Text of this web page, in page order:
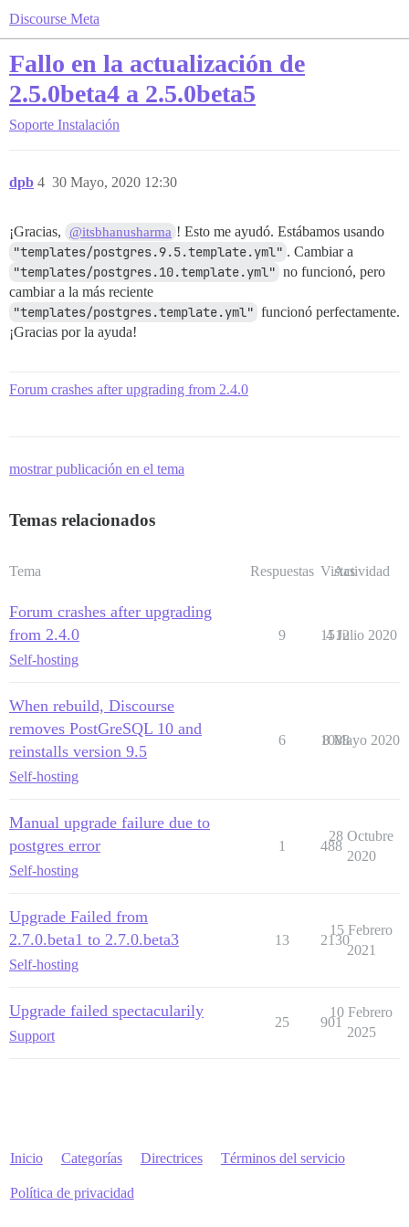
Discourse Meta
Fallo en la actualización de
2.5.0beta4 a 2.5.0beta5
Soporte Instalación
dpb 30 Mayo, 2020 12:30
4
¡Gracias, @itsbhanusharma ! Esto me ayudó. Estábamos usando
"templates/postgres.9.5.template.yml" . Cambiar a
"templates/postgres.10.template.yml" no funcionó, pero
cambiar a la más reciente
"templates/postgres.template.yml" funcionó perfectamente.
¡Gracias por la ayuda!
Forum crashes after upgrading from 2.4.0
mostrar publicación en el tema
Temas relacionados
Tema Respuestas Vistas
Actividad
Forum crashes after upgrading
from 2.4.0
Self-hosting
9 1512
4 Julio 2020
When rebuild, Discourse
removes PostGreSQL 10 and
reinstalls version 9.5
Self-hosting
6 1088
8 Mayo 2020
Manual upgrade failure due to
postgres error
Self-hosting
1 488
28 Octubre
2020
Upgrade Failed from
2.7.0.beta1 to 2.7.0.beta3
Self-hosting
13 2130
15 Febrero
2021
Upgrade failed spectacularily
Support
25 901
10 Febrero
2025
Inicio Categorías Directrices Términos del servicio
Política de privacidad